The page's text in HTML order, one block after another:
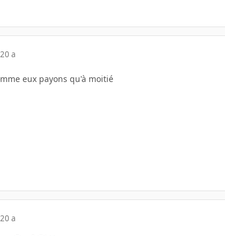
20 a
eux payons qu'à moitié
20 a